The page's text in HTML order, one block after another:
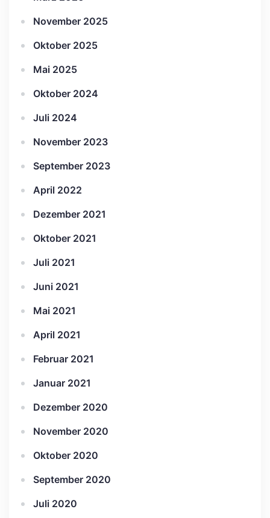
November 2025
Oktober 2025
Mai 2025
Oktober 2024
Juli 2024
November 2023
September 2023
April 2022
Dezember 2021
Oktober 2021
Juli 2021
Juni 2021
Mai 2021
April 2021
Februar 2021
Januar 2021
Dezember 2020
November 2020
Oktober 2020
September 2020
Juli 2020